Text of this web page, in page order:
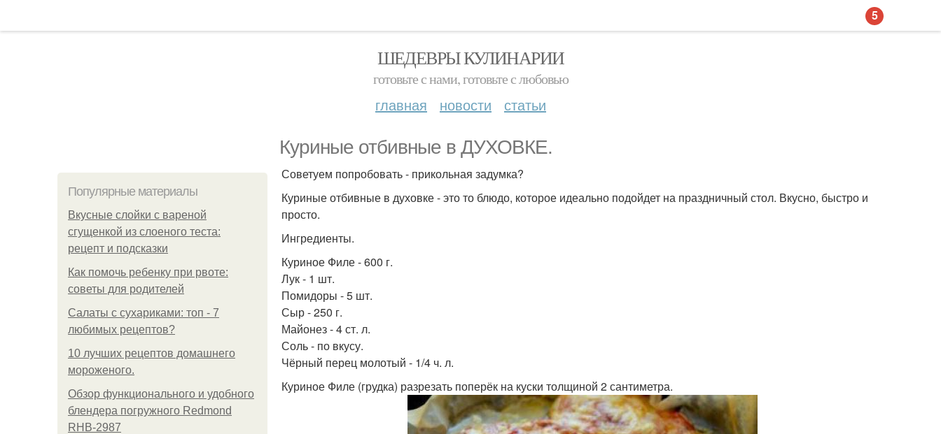
ШЕДЕВРЫ КУЛИНАРИИ
готовьте с нами, готовьте с любовью
главная новости статьи
Куриные отбивные в ДУХОВКЕ.
Популярные материалы
Вкусные слойки с вареной
сгущенкой из слоеного теста:
рецепт и подсказки
Как помочь ребенку при рвоте:
советы для родителей
Салаты с сухариками: топ - 7
любимых рецептов?
10 лучших рецептов домашнего
мороженого.
Обзор функционального и удобного
блендера погружного Redmond
RHB-2987
Советуем попробовать - прикольная задумка?
Куриные отбивные в духовке - это то блюдо, которое идеально подойдет на праздничный стол. Вкусно, быстро и
просто.
Ингредиенты.
Куриное Филе - 600 г.
Лук - 1 шт.
Помидоры - 5 шт.
Сыр - 250 г.
Майонез - 4 ст. л.
Соль - по вкусу.
Чёрный перец молотый - 1/4 ч. л.
Куриное Филе (грудка) разрезать поперёк на куски толщиной 2 сантиметра.
5